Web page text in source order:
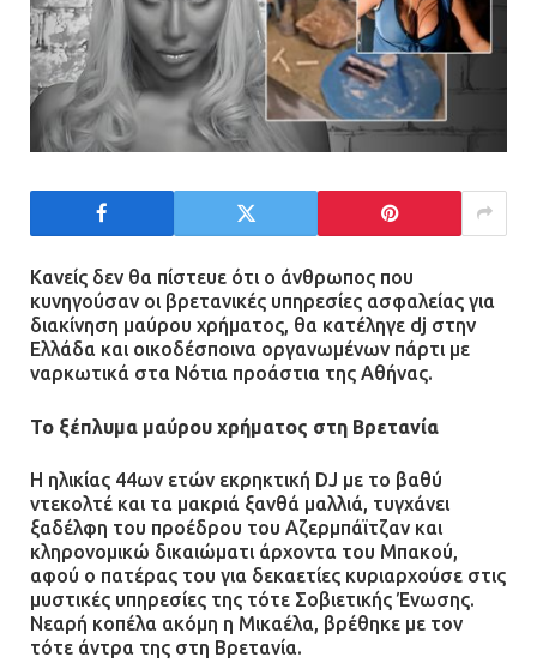
Κανείς δεν θα πίστευε ότι ο άνθρωπος που
κυνηγούσαν οι βρετανικές υπηρεσίες ασφαλείας για
διακίνηση μαύρου χρήματος, θα κατέληγε dj στην
Ελλάδα και οικοδέσποινα οργανωμένων πάρτι με
ναρκωτικά στα Νότια προάστια της Αθήνας.
Το ξέπλυμα μαύρου χρήματος στη Βρετανία
Η ηλικίας 44ων ετών εκρηκτική DJ με το βαθύ
ντεκολτέ και τα μακριά ξανθά μαλλιά, τυγχάνει
ξαδέλφη του προέδρου του Αζερμπάϊτζαν και
κληρονομικώ δικαιώματι άρχοντα του Μπακού,
αφού ο πατέρας του για δεκαετίες κυριαρχούσε στις
μυστικές υπηρεσίες της τότε Σοβιετικής Ένωσης.
Νεαρή κοπέλα ακόμη η Μικαέλα, βρέθηκε με τον
τότε άντρα της στη Βρετανία.